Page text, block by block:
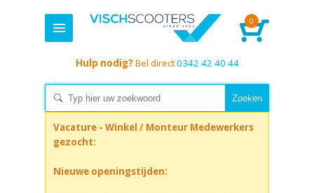
0
Hulp nodig? Bel direct0342 42 40 44
Vacature - Winkel / Monteur Medewerkers
gezocht:
Nieuwe openingstijden: